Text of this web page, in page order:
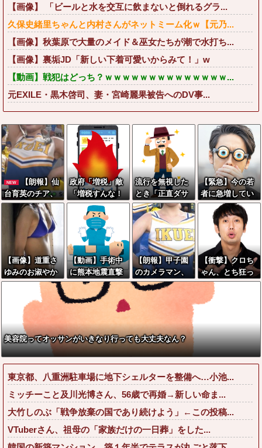
【画像】 「ビールと水を交互に飲まないと倒れるグラ...
久保史緒里ちゃんと内村さんがネットミーム化ｗ【元乃...
【画像】秋葉原で大量のメイド＆巫女たちが潮で水打ち...
【画像】裏垢JD「新しい下着可愛いからみて！」w
【動画】戦犯はどっち？ｗｗｗｗｗｗｗｗｗｗｗｗｗｗ...
元EXILE・黒木啓司、妻・宮崎麗果被告へのDV事...
NEW
【朗報】仙
台育英のチア、
今年も爆乳ワキ
見せ祭りがシコ
政府「増税」敵
「増税すんな！
増税メガネ！」
→政府「減税」
敵「減税すん
な！社会保障ど
うなる！」
流行を無視した
とき「正直ダサ
くね？」ってな
るファッション
上げてけ
【緊急】今の若
者に急増してい
る『コレ』依
存、めちゃくち
ゃ深刻な模様w
w w w w w w w
w w
【画像】道重さ
ゆみのお淑やか
なお乳が好きな
奴wwwwwww
【動画】手術中
に熊本地震直撃
やばすぎる
【朗報】甲子園
のカメラマン、
チアのナマ腋を
【衝撃】クロち
ゃん、とち狂っ
たツイートをす
る←コレ言うほ
どおかしい
美容院ってオッサンがいきなり行っても大丈夫なん？
東京都、八重洲駐車場に地下シェルターを整備へ…小池...
ミッチーこと及川光博さん、56歳で再婚→新しい命ま...
大竹しのぶ「戦争放棄の国であり続けよう」←この投稿...
VTuberさん、祖母の「家族だけの一日葬」をした...